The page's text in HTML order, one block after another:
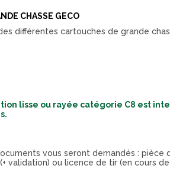
CHASSE GECO
différentes cartouches de grande
lisse ou rayée catégorie C8 est
vous seront demandés : pièce
validation) ou licence de tir (en cours